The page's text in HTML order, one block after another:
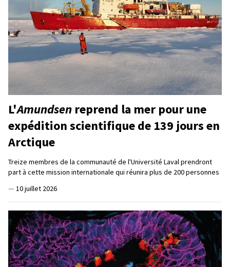
L'Amundsen reprend la mer pour une
expédition scientifique de 139 jours en
Arctique
Treize membres de la communauté de l'Université Laval prendront
part à cette mission internationale qui réunira plus de 200 personnes
— 10 juillet 2026